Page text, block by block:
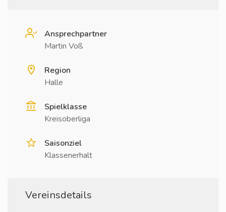
Ansprechpartner
Martin Voß
Region
Halle
Spielklasse
Kreisoberliga
Saisonziel
Klassenerhalt
Vereinsdetails